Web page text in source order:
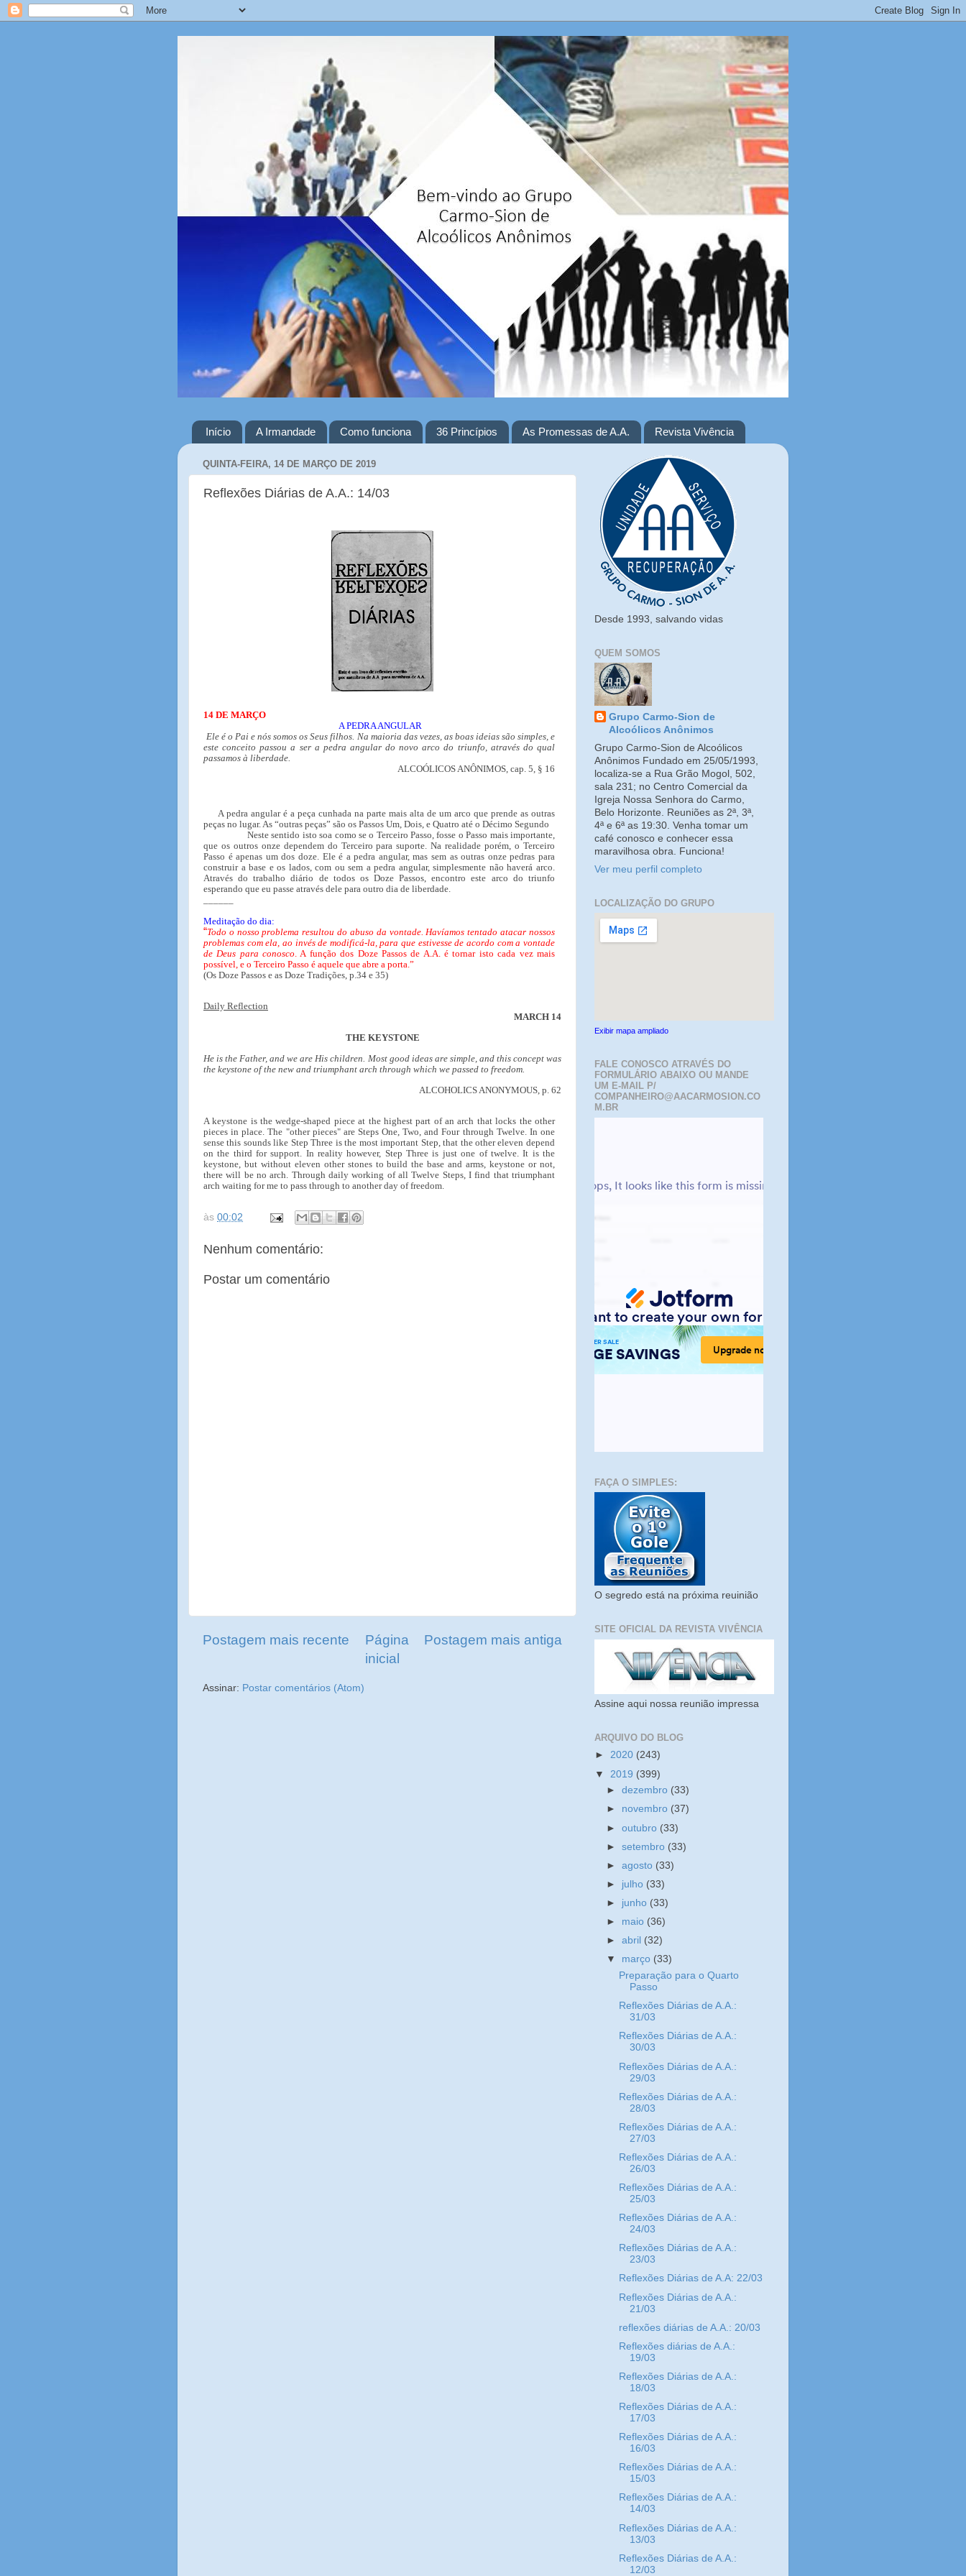
Início A Irmandade Como funciona 36 Princípios As Promessas de A.A. Revista Vivência
QUINTA-FEIRA, 14 DE MARÇO DE 2019
Reflexões Diárias de A.A.: 14/03
14 DE MARÇO
A PEDRA ANGULAR
Ele é o Pai e nós somos os Seus filhos. Na maioria das vezes, as boas ideias são simples, e
este conceito passou a ser a pedra angular do novo arco do triunfo, através do qual
passamos à liberdade.
ALCOÓLICOS ANÔNIMOS, cap. 5, § 16
A pedra angular é a peça cunhada na parte mais alta de um arco que prende as outras
peças no lugar. As “outras peças” são os Passos Um, Dois, e Quatro até o Décimo Segundo
Neste sentido isto soa como se o Terceiro Passo, fosse o Passo mais importante,
que os outros onze dependem do Terceiro para suporte. Na realidade porém, o Terceiro
Passo é apenas um dos doze. Ele é a pedra angular, mas sem as outras onze pedras para
construir a base e os lados, com ou sem a pedra angular, simplesmente não haverá arco.
Através do trabalho diário de todos os Doze Passos, encontro este arco do triunfo
esperando que eu passe através dele para outro dia de liberdade.
Meditação do dia:
“Todo o nosso problema resultou do abuso da vontade. Havíamos tentado atacar nossos
problemas com ela, ao invés de modificá-la, para que estivesse de acordo com a vontade
de Deus para conosco . A função dos Doze Passos de A.A. é tornar isto cada vez mais
possível, e o Terceiro Passo é aquele que abre a porta.”
(Os Doze Passos e as Doze Tradições, p.34 e 35)
Daily Reflection
MARCH 14
THE KEYSTONE
He is the Father, and we are His children. Most good ideas are simple, and this concept was
the keystone of the new and triumphant arch through which we passed to freedom.
ALCOHOLICS ANONYMOUS, p. 62
A keystone is the wedge-shaped piece at the highest part of an arch that locks the other
pieces in place. The "other pieces" are Steps One, Two, and Four through Twelve. In one
sense this sounds like Step Three is the most important Step, that the other eleven depend
on the third for support. In reality however, Step Three is just one of twelve. It is the
keystone, but without eleven other stones to build the base and arms, keystone or not,
there will be no arch. Through daily working of all Twelve Steps, I find that triumphant
arch waiting for me to pass through to another day of freedom.
às 00:02
Nenhum comentário:
Postar um comentário
Postagem mais recente Postagem mais antiga
Página
inicial
Assinar: Postar comentários (Atom)
Desde 1993, salvando vidas
QUEM SOMOS
Grupo Carmo-Sion de
Alcoólicos Anônimos
Grupo Carmo-Sion de Alcoólicos
Anônimos Fundado em 25/05/1993,
localiza-se a Rua Grão Mogol, 502,
sala 231; no Centro Comercial da
Igreja Nossa Senhora do Carmo,
Belo Horizonte. Reuniões as 2ª, 3ª,
4ª e 6ª as 19:30. Venha tomar um
café conosco e conhecer essa
maravilhosa obra. Funciona!
Ver meu perfil completo
LOCALIZAÇÃO DO GRUPO
Exibir mapa ampliado
FALE CONOSCO ATRAVÉS DO
FORMULÁRIO ABAIXO OU MANDE
UM E-MAIL P/
COMPANHEIRO@AACARMOSION.CO
M.BR
FAÇA O SIMPLES:
O segredo está na próxima reuinião
SITE OFICIAL DA REVISTA VIVÊNCIA
Assine aqui nossa reunião impressa
ARQUIVO DO BLOG
► 2020 (243)
▼ 2019 (399)
►dezembro (33)
► novembro (37)
►outubro (33)
►setembro (33)
►agosto (33)
► julho (33)
► junho (33)
► maio (36)
►abril (32)
▼ março (33)
Preparação para o Quarto
Passo
Reflexões Diárias de A.A.:
31/03
Reflexões Diárias de A.A.:
30/03
Reflexões Diárias de A.A.:
29/03
Reflexões Diárias de A.A.:
28/03
Reflexões Diárias de A.A.:
27/03
Reflexões Diárias de A.A.:
26/03
Reflexões Diárias de A.A.:
25/03
Reflexões Diárias de A.A.:
24/03
Reflexões Diárias de A.A.:
23/03
Reflexões Diárias de A.A: 22/03
Reflexões Diárias de A.A.:
21/03
reflexões diárias de A.A.: 20/03
Reflexões diárias de A.A.:
19/03
Reflexões Diárias de A.A.:
18/03
Reflexões Diárias de A.A.:
17/03
Reflexões Diárias de A.A.:
16/03
Reflexões Diárias de A.A.:
15/03
Reflexões Diárias de A.A.:
14/03
Reflexões Diárias de A.A.:
13/03
Reflexões Diárias de A.A.:
12/03